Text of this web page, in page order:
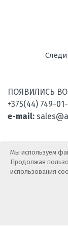
ПОЯВИЛИСЬ
+375(44) 749-01-
e-mail:
© 2015-2025
Мы используем
Продолжая
использования